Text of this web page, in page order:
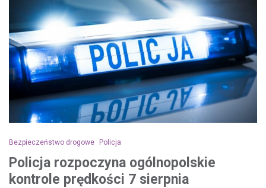
Bezpieczeństwo drogowe Policja
Policja rozpoczyna ogólnopolskie
kontrole prędkości 7 sierpnia